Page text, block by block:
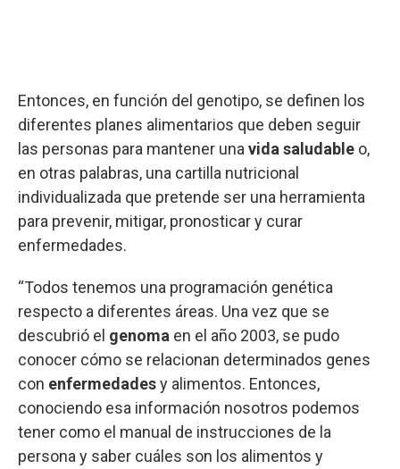
Entonces, en función del genotipo, se definen los
diferentes planes alimentarios que deben seguir
las personas para mantener una vida saludable o,
en otras palabras, una cartilla nutricional
individualizada que pretende ser una herramienta
para prevenir, mitigar, pronosticar y curar
enfermedades.
“Todos tenemos una programación genética
respecto a diferentes áreas. Una vez que se
descubrió el genoma en el año 2003, se pudo
conocer cómo se relacionan determinados genes
con enfermedadesy alimentos. Entonces,
conociendo esa información nosotros podemos
tener como el manual de instrucciones de la
persona y saber cuáles son los alimentos y